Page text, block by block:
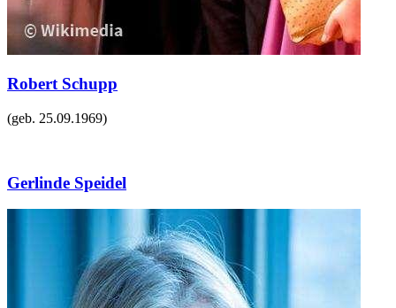
Robert Schupp
(geb. 25.09.1969)
Gerlinde Speidel